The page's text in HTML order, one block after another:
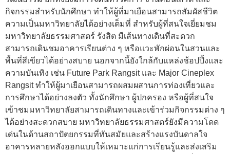
กิจกรรมสำหรับนักศึกษา ทำให้ผู้ที่มาเยือนสามารถสัมผัสชีวิต
ความเป็นมหาวิทยาลัยได้อย่างเต็มที่ สำหรับผู้ที่สนใจเยี่ยมชม
มหาวิทยาลัยธรรมศาสตร์ รังสิต มีเส้นทางเดินที่สะดวก
สามารถเดินชมอาคารเรียนต่าง ๆ หรือแวะพักผ่อนในสวนและ
พื้นที่สีเขียวได้อย่างสบาย นอกจากนี้ยังใกล้กับแหล่งช้อปปิ้งและ
ความบันเทิง เช่น Future Park Rangsit และ Major Cineplex
Rangsit ทำให้ผู้มาเยือนสามารถผสมผสานการท่องเที่ยวและ
การศึกษาได้อย่างลงตัว ทั้งนักศึกษา ผู้ปกครอง หรือผู้ที่สนใจ
เข้าชมมหาวิทยาลัยสามารถเดินทางและเข้าร่วมกิจกรรมต่าง ๆ
ได้อย่างสะดวกสบาย มหาวิทยาลัยธรรมศาสตร์ยังมีความโดด
เด่นในด้านสถาปัตยกรรมที่ทันสมัยและสร้างแรงบันดาลใจ
อาคารหลายหลังออกแบบให้เหมาะแก่การเรียนรู้และส่งเสริม